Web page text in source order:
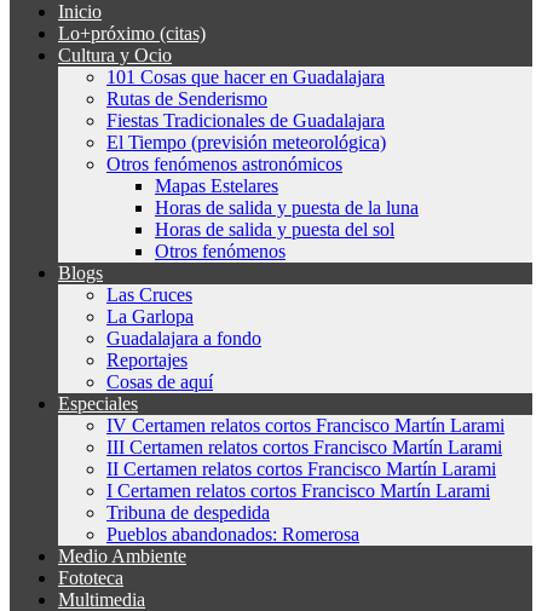
Inicio
Lo+próximo (citas)
Cultura y Ocio
101 Cosas que hacer en Guadalajara
Rutas de Senderismo
Fiestas Tradicionales de Guadalajara
El Tiempo (previsión meteorológica)
Otros fenómenos astronómicos
Mapas Estelares
Horas de salida y puesta de la luna
Horas de salida y puesta del sol
Otros fenómenos
Blogs
Las Cruces
La Garlopa
Guadalajara a fondo
Reportajes
Cosas de aquí
Especiales
IV Certamen relatos cortos Francisco Martín Larami
III Certamen relatos cortos Francisco Martín Larami
II Certamen relatos cortos Francisco Martín Larami
I Certamen relatos cortos Francisco Martín Larami
Tribuna de despedida
Pueblos abandonados: Romerosa
Medio Ambiente
Fototeca
Multimedia